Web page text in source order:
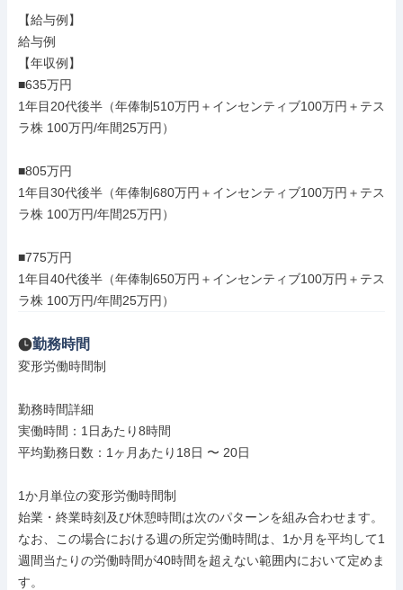
【給与例】
給与例
【年収例】
■635万円
1年目20代後半（年俸制510万円＋インセンティブ100万円＋テス
ラ株 100万円/年間25万円）
■805万円
1年目30代後半（年俸制680万円＋インセンティブ100万円＋テス
ラ株 100万円/年間25万円）
■775万円
1年目40代後半（年俸制650万円＋インセンティブ100万円＋テス
ラ株 100万円/年間25万円）
勤務時間
変形労働時間制
勤務時間詳細
実働時間：1日あたり8時間
平均勤務日数：1ヶ月あたり18日 〜 20日
1か月単位の変形労働時間制
始業・終業時刻及び休憩時間は次のパターンを組み合わせます。
なお、この場合における週の所定労働時間は、1か月を平均して1
週間当たりの労働時間が40時間を超えない範囲内において定めま
す。